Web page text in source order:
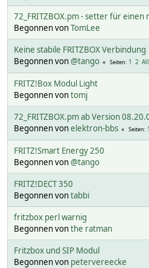
72_FRITZBOX.pm - setter für
Begonnen vonTomLee
Keine stabile FRITZBOX Verbindung
Begonnen von@tango Seiten 1 2
FRITZ!Box Modul Light
Begonnen vontomj
72_FRITZBOX.pm ab Version
Begonnen vonelektron-bbs Seiten 1
FRITZ!Smart Energy 250
Begonnen von@tango
FRITZ!DECT 350
Begonnen vontabbi
fritzbox perl warnig
Begonnen vonthe ratman
Fritzbox und SIP Modul
Begonnen von petervereecke